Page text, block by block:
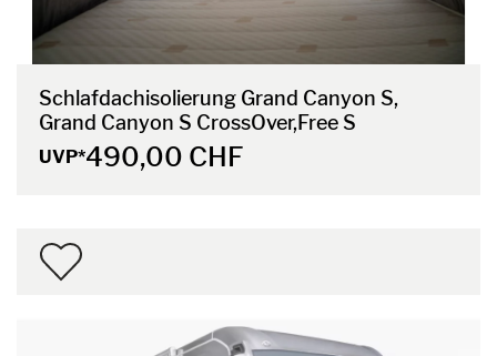
Schlafdachisolierung Grand Canyon S,
Grand Canyon S CrossOver,Free S
UVP*490,00 CHF